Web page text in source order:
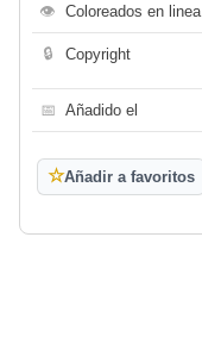
👁 Coloreados en linea
🔒 Copyright
📅 Añadido el
☆Añadir a favoritos